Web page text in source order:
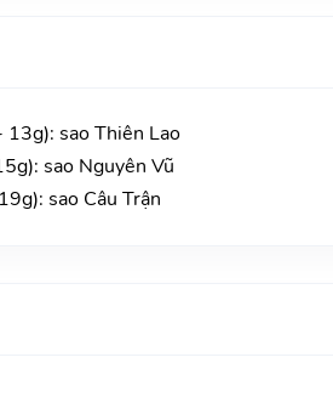
13g): sao Thiên Lao
sao Nguyên Vũ
sao Câu Trận